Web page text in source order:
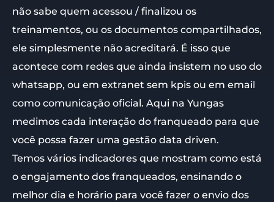
não sabe quem acessou / finalizou os
treinamentos, ou os documentos compartilhados,
ele simplesmente não acreditará. É isso que
acontece com redes que ainda insistem no uso do
whatsapp, ou em extranet sem kpis ou em email
como comunicação oficial. Aqui na Yungas
medimos cada interação do franqueado para que
você possa fazer uma gestão data driven.
Temos vários indicadores que mostram como está
o engajamento dos franqueados, ensinando o
melhor dia e horário para você fazer o envio dos